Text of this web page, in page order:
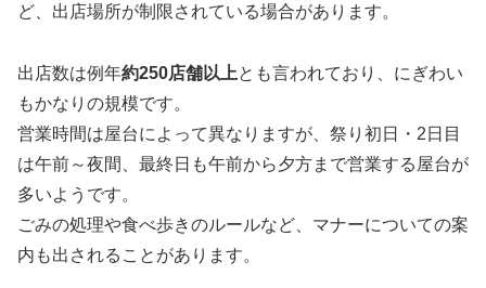
ど、出店場所が制限されている場合があります。
出店数は例年約250店舗以上とも言われており、にぎわい
もかなりの規模です。
営業時間は屋台によって異なりますが、祭り初日・2日目
は午前～夜間、最終日も午前から夕方まで営業する屋台が
多いようです。
ごみの処理や食べ歩きのルールなど、マナーについての案
内も出されることがあります。